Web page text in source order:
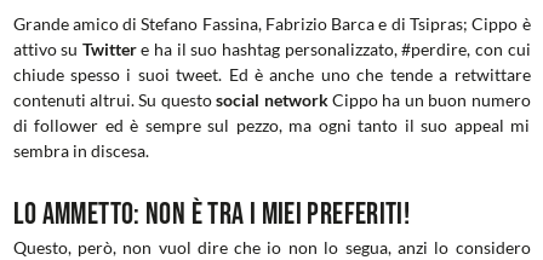
Grande amico di Stefano Fassina, Fabrizio Barca e di Tsipras; Cippo è
attivo su Twittere ha il suo hashtag personalizzato, #perdire, con cui
chiude spesso i suoi tweet. Ed è anche uno che tende a retwittare
contenuti altrui. Su questosocial networkCippo ha un buon numero
di follower ed è sempre sul pezzo, ma ogni tanto il suo appeal mi
sembra in discesa.
Lo ammetto: non è tra i miei preferiti!
Questo, però, non vuol dire che io non lo segua, anzi lo considero